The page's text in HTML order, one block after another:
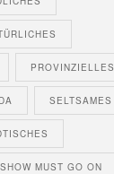
PROVINZIELLES
SELTSAMES
MUST GO ON